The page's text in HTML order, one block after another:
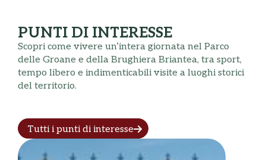
PUNTI DI INTERESSE
Scopri come vivere un’intera giornata nel Parco
delle Groane e della Brughiera Briantea, tra sport,
tempo libero e indimenticabili visite a luoghi storici
del territorio.
Tutti i punti di interesse